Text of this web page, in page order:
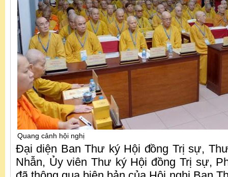
Quang cảnh hội nghị
Đại diện Ban Thư ký Hội đồng Trị sự,
Nhẫn, Ủy viên Thư ký Hội đồng Trị sự,